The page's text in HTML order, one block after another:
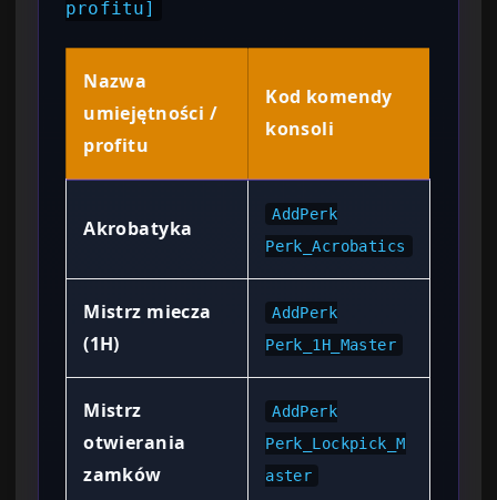
profitu]
Nazwa
umiejętności /
profitu
Kod komendy
konsoli
Akrobatyka
AddPerk
Perk_Acrobatics
Mistrz miecza
(1H)
AddPerk
Perk_1H_Master
Mistrz
otwierania
zamków
AddPerk
Perk_Lockpick_M
aster